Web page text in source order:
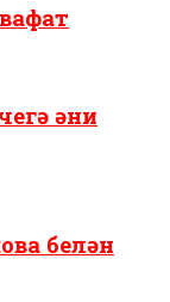
әни
белән